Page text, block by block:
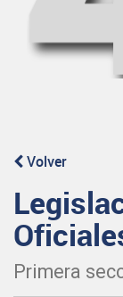
Volver
Primera